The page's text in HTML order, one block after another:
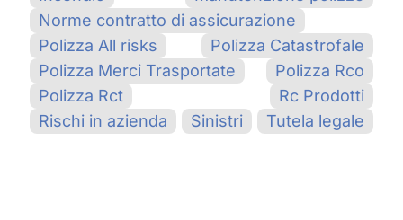
Norme contratto di assicurazione
Polizza All risks
Polizza Catastrofale
Polizza Merci Trasportate
Polizza Rco
Polizza Rct
Rc Prodotti
Rischi in azienda
Sinistri Tutela legale